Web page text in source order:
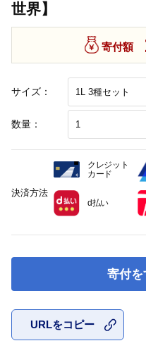
世界】
サイズ：
数量：
寄付額
寄付を
URLをコピー
決済方法
クレジット
カード
d払い